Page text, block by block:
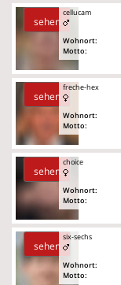
sehen
cellucam
Wohnort:
Motto:
sehen
freche-hex
Wohnort:
Motto:
sehen
choice
Wohnort:
Motto:
sehen
six-sechs
Wohnort:
Motto: